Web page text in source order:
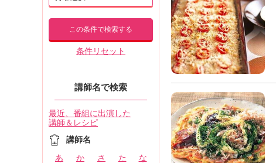
この条件で検索する
条件リセット
講師名で検索
最近、番組に出演した
講師＆レシピ
講師名
あ か さ た
な